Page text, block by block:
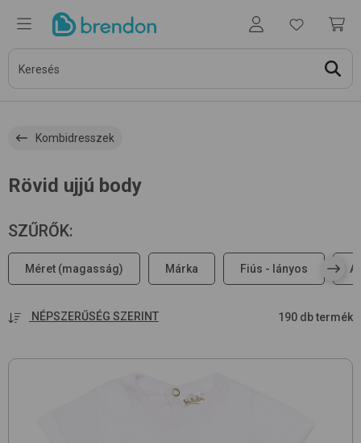
Kombidresszek
Rövid ujjú body
SZŰRŐK:
Méret (magasság) Márka Fiús - lányos
NÉPSZERŰSÉG SZERINT 190 db termék